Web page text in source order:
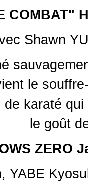
COMBAT"
Shawn
le
de karaté
le goût
ZERO
YABE